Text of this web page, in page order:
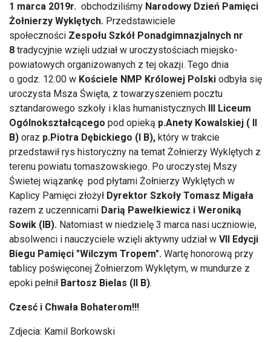
1 marca 2019r. obchodziliśmy Narodowy Dzień Pamięci
Żołnierzy Wyklętych. Przedstawiciele
społeczności Zespołu Szkół Ponadgimnazjalnych nr
8 tradycyjnie wzięli udział w uroczystościach miejsko-
powiatowych organizowanych z tej okazji. Tego dnia
o godz. 12:00 w Kościele NMP Królowej Polski odbyła się
uroczysta Msza Święta, z towarzyszeniem pocztu
sztandarowego szkoły i klas humanistycznych
III Liceum
Ogólnokształcącego pod opieką p.Anety Kowalskiej ( II
B) oraz p.Piotra Dębickiego (I B), który w trakcie
przedstawił rys historyczny na temat Żołnierzy Wyklętych z
terenu powiatu tomaszowskiego. Po uroczystej Mszy
Świetej wiązankę pod płytami Żołnierzy Wyklętych w
Kaplicy Pamięci złożył Dyrektor Szkoły Tomasz Migała
razem z uczennicami Darią Pawełkiewicz i Weroniką
Sowik (IB). Natomiast w niedzielę 3 marca nasi uczniowie,
absolwenci i nauczyciele wzięli aktywny udział w VII Edycji
Biegu Pamięci "Wilczym Tropem". Wartę honorową przy
tablicy poświęconej Żołnierzom Wyklętym, w mundurze z
epoki pełnił Bartosz Bielas (II B).
Czesć i Chwała Bohaterom!!!
Zdjecia: Kamil Borkowski